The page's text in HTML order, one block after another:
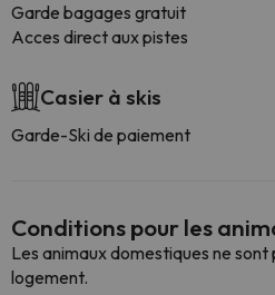
Garde bagages gratuit
Acces direct aux pistes
Casier à skis
Garde-Ski de paiement
Conditions pour les
Les animaux domestiques ne sont
logement.